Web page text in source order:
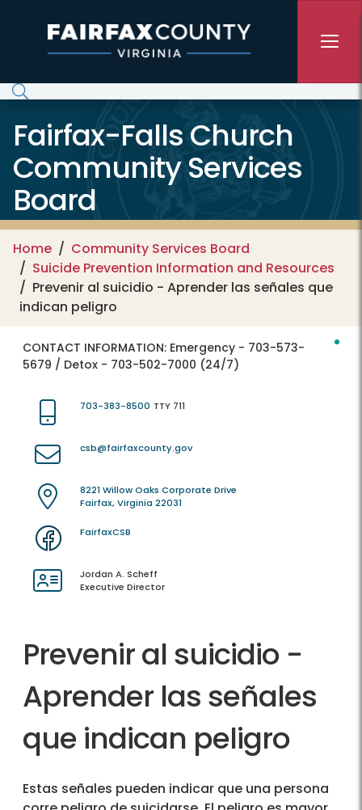
Fairfax-Falls Church
Community Services
Board
Home
Community Services Board
Suicide Prevention Information and Resources
Prevenir al suicidio - Aprender las señales que
indican peligro
CONTACT INFORMATION: Emergency - 703-573-
5679 / Detox - 703-502-7000 (24/7)
703-383-8500 TTY 711
csb@fairfaxcounty.gov
8221 Willow Oaks Corporate Drive
Fairfax, Virginia 22031
FairfaxCSB
Jordan A. Scheff
Executive Director
Prevenir al suicidio -
Aprender las señales
que indican peligro
Estas señales pueden indicar que una persona